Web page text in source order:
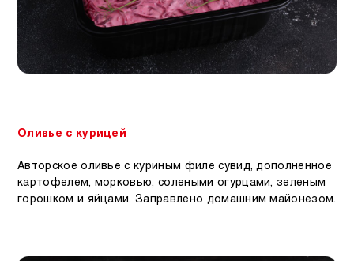
Оливье с курицей
Авторское оливье с куриным филе сувид, дополненное
картофелем, морковью, солеными огурцами, зеленым
горошком и яйцами. Заправлено домашним майонезом.